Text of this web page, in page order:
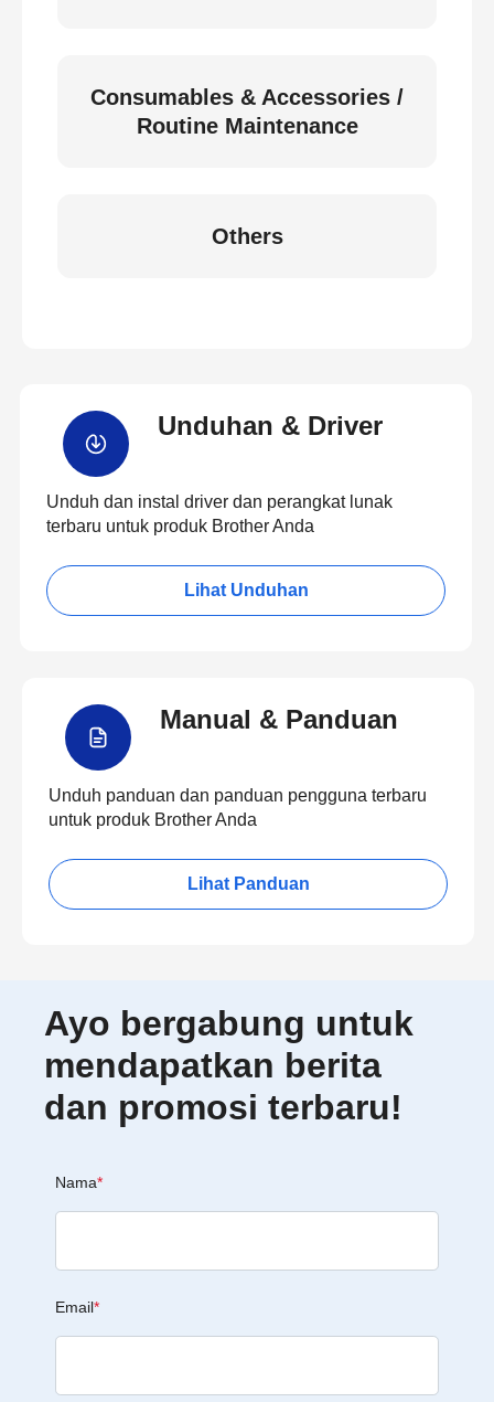
Consumables & Accessories /
Routine Maintenance
Others
Unduhan & Driver
Unduh dan instal driver dan perangkat lunak
terbaru untuk produk Brother Anda
Lihat Unduhan
Manual & Panduan
Unduh panduan dan panduan pengguna terbaru
untuk produk Brother Anda
Lihat Panduan
Ayo bergabung untuk
mendapatkan berita
dan promosi terbaru!
Nama*
Email*